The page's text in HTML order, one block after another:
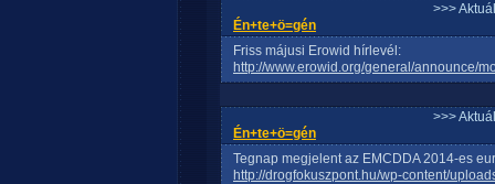
>>>
Én+te+ö=gén
Friss májusi Erowid hírlevél:
http://www.erowid.org/general/announce/
>>>
Én+te+ö=gén
Tegnap megjelent az EMCDDA 2014-es
http://drogfokuszpont.hu/wp-content/